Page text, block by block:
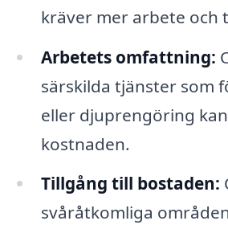
kräver mer arbete och
Arbetets omfattning:
särskilda tjänster som
eller djuprengöring
kostnaden.
Tillgång till bostaden:
svåråtkomliga